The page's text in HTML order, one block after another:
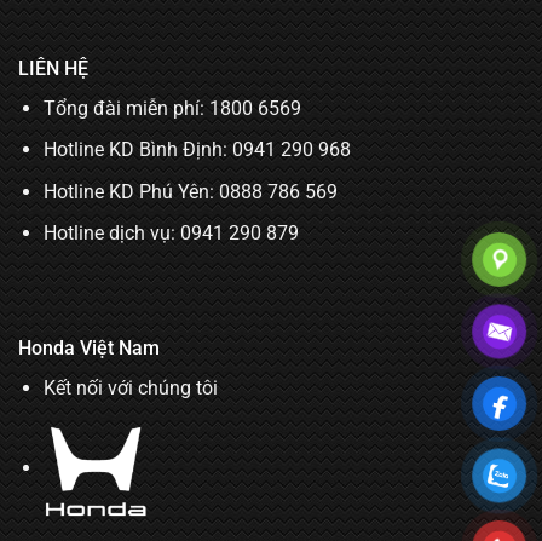
LIÊN HỆ
Tổng đài miễn phí: 1800 6569
Hotline KD Bình Định:0941 290 968
Hotline KD Phú Yên:0888 786 569
Hotline dịch vụ: 0941 290 879
Honda Việt Nam
Kết nối với chúng tôi